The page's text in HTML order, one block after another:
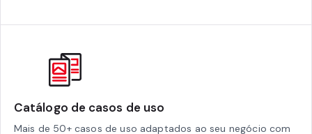
Catálogo de casos de uso
Mais de 50+ casos de uso adaptados ao seu negócio com